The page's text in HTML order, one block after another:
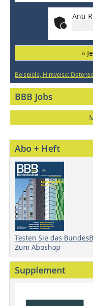
Anti-
»
Beispiele, Hinweise:
BBB Jobs
Abo + Heft
Testen Sie das
Zum Aboshop
Supplement